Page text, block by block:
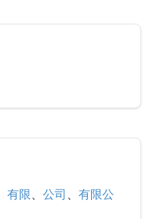
有限、 公司 、 有限公